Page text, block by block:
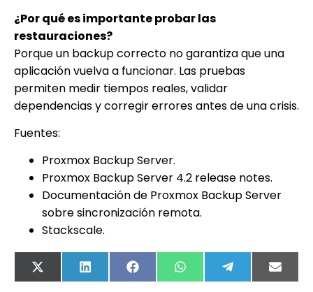
¿Por qué es importante probar las
restauraciones?
Porque un backup correcto no garantiza que una
aplicación vuelva a funcionar. Las pruebas
permiten medir tiempos reales, validar
dependencias y corregir errores antes de una crisis.
Fuentes:
Proxmox Backup Server.
Proxmox Backup Server 4.2 release notes.
Documentación de Proxmox Backup Server
sobre sincronización remota.
Stackscale.
X
(Twitter)
LinkedIn FacebookWhatsApp TelegramEmail